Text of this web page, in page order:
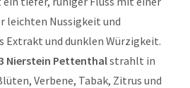
leichten Nussigkeit und
Extrakt und dunklen Würzigkeit.
Nierstein Pettenthalstrahlt in
Verbene, Tabak, Zitrus und